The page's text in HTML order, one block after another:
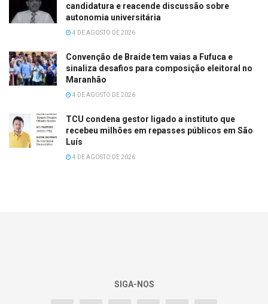
candidatura e reacende discussão sobre
autonomia universitária
4 DE AGOSTO DE 2026
Convenção de Braide tem vaias a Fufuca e
sinaliza desafios para composição eleitoral no
Maranhão
4 DE AGOSTO DE 2026
TCU condena gestor ligado a instituto que
recebeu milhões em repasses públicos em São
Luís
4 DE AGOSTO DE 2026
SIGA-NOS